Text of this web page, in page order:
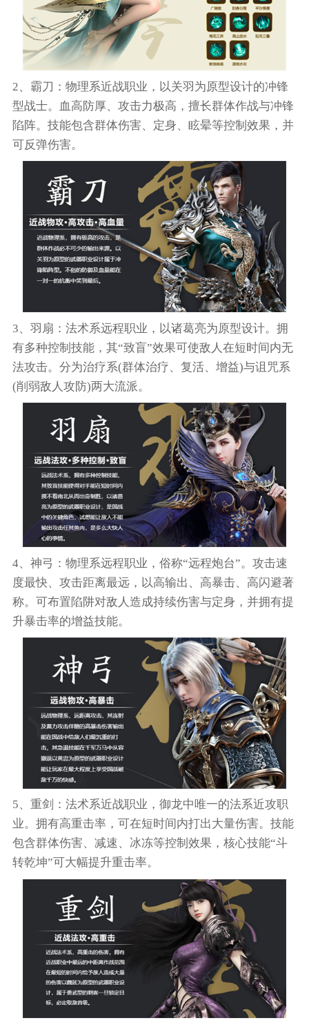
2、霸刀：物理系近战职业，以关羽为原型设计的冲锋
型战士。血高防厚、攻击力极高，擅长群体作战与冲锋
陷阵。技能包含群体伤害、定身、眩晕等控制效果，并
可反弹伤害。
3、羽扇：法术系远程职业，以诸葛亮为原型设计。拥
有多种控制技能，其“致盲”效果可使敌人在短时间内无
法攻击。分为治疗系(群体治疗、复活、增益)与诅咒系
(削弱敌人攻防)两大流派。
4、神弓：物理系远程职业，俗称“远程炮台”。攻击速
度最快、攻击距离最远，以高输出、高暴击、高闪避著
称。可布置陷阱对敌人造成持续伤害与定身，并拥有提
升暴击率的增益技能。
5、重剑：法术系近战职业，御龙中唯一的法系近攻职
业。拥有高重击率，可在短时间内打出大量伤害。技能
包含群体伤害、减速、冰冻等控制效果，核心技能“斗
转乾坤”可大幅提升重击率。